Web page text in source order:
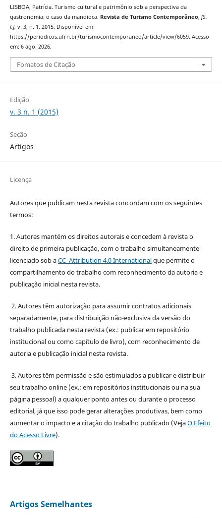
LISBOA, Patrícia. Turismo cultural e patrimônio sob a perspectiva da
gastronomia: o caso da mandioca. Revista de Turismo Contemporâneo, [S.
l.], v. 3, n. 1, 2015. Disponível em:
https://periodicos.ufrn.br/turismocontemporaneo/article/view/6059. Acesso
em: 6 ago. 2026.
Fomatos de Citação
Edição
v. 3 n. 1 (2015)
Seção
Artigos
Licença
Autores que publicam nesta revista concordam com os seguintes
termos:
1. Autores mantém os direitos autorais e concedem à revista o
direito de primeira publicação, com o trabalho simultaneamente
licenciado sob aCC Attribution 4.0 Internationalque permite o
compartilhamento do trabalho com reconhecimento da autoria e
publicação inicial nesta revista.
2. Autores têm autorização para assumir contratos adicionais
separadamente, para distribuição não-exclusiva da versão do
trabalho publicada nesta revista (ex.: publicar em repositório
institucional ou como capítulo de livro), com reconhecimento de
autoria e publicação inicial nesta revista.
3. Autores têm permissão e são estimulados a publicar e distribuir
seu trabalho online (ex.: em repositórios institucionais ou na sua
página pessoal) a qualquer ponto antes ou durante o processo
editorial, já que isso pode gerar alterações produtivas, bem como
aumentar o impacto e a citação do trabalho publicado (VejaO Efeito
do Acesso Livre).
Artigos Semelhantes